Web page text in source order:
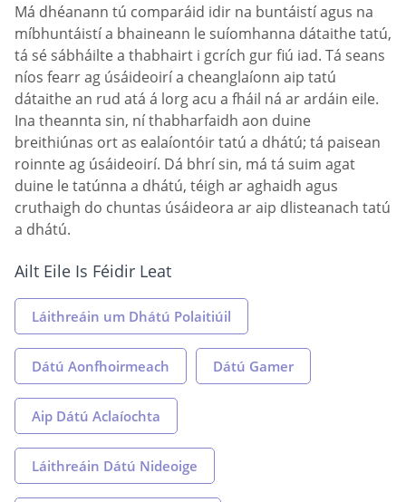
Má dhéanann tú comparáid idir na buntáistí agus na
míbhuntáistí a bhaineann le suíomhanna dátaithe tatú,
tá sé sábháilte a thabhairt i gcrích gur fiú iad. Tá seans
níos fearr ag úsáideoirí a cheanglaíonn aip tatú
dátaithe an rud atá á lorg acu a fháil ná ar ardáin eile.
Ina theannta sin, ní thabharfaidh aon duine
breithiúnas ort as ealaíontóir tatú a dhátú; tá paisean
roinnte ag úsáideoirí. Dá bhrí sin, má tá suim agat
duine le tatúnna a dhátú, téigh ar aghaidh agus
cruthaigh do chuntas úsáideora ar aip dlisteanach tatú
a dhátú.
Ailt Eile Is Féidir Leat
Láithreáin um Dhátú Polaitiúil
Dátú Aonfhoirmeach Dátú Gamer
Aip Dátú Aclaíochta
Láithreáin Dátú Nideoige